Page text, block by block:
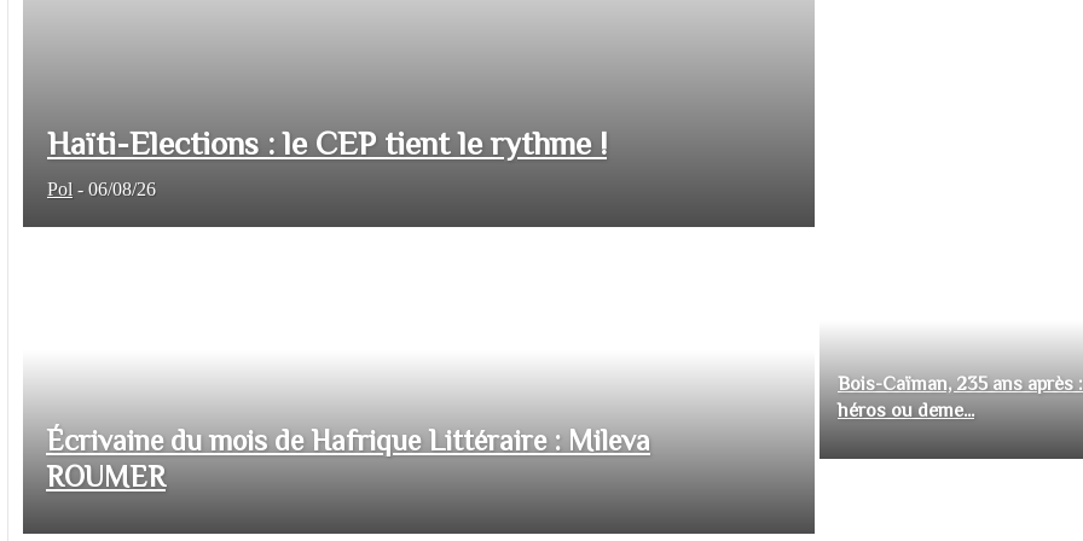
Haïti-Elections : le CEP tient le rythme !
Pol - 06/08/26
Écrivaine du mois de Hafrique Littéraire : Mileva
ROUMER
Bois-Caïman, 235 ans après
héros ou deme...